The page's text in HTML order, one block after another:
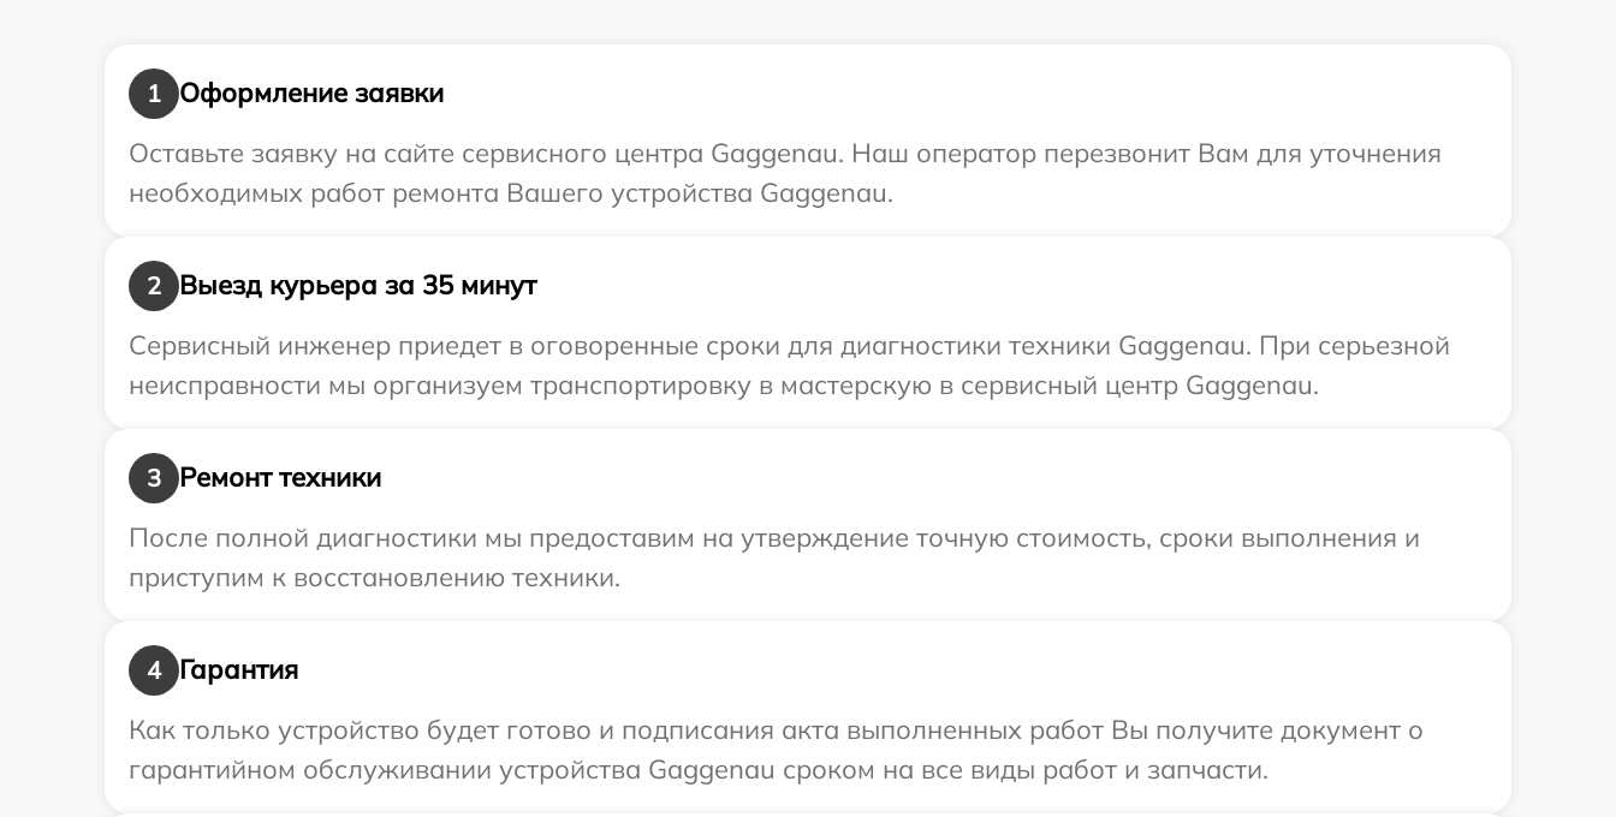
1
Оформление заявки
Оставьте заявку на сайте сервисного центра Gaggenau. Наш оператор перезвонит Вам для уточнения
необходимых работ ремонта Вашего устройства Gaggenau.
2
Выезд курьера за 35 минут
Сервисный инженер приедет в оговоренные сроки для диагностики техники Gaggenau. При серьезной
неисправности мы организуем транспортировку в мастерскую в сервисный центр Gaggenau.
3
Ремонт техники
После полной диагностики мы предоставим на утверждение точную стоимость, сроки выполнения и
приступим к восстановлению техники.
4
Гарантия
Как только устройство будет готово и подписания акта выполненных работ Вы получите документ о
гарантийном обслуживании устройства Gaggenau сроком на все виды работ и запчасти.